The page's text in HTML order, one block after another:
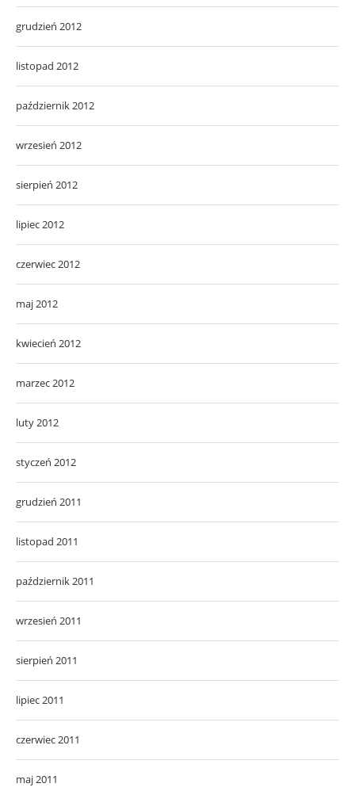
grudzień 2012
listopad 2012
październik 2012
wrzesień 2012
sierpień 2012
lipiec 2012
czerwiec 2012
maj 2012
kwiecień 2012
marzec 2012
luty 2012
styczeń 2012
grudzień 2011
listopad 2011
październik 2011
wrzesień 2011
sierpień 2011
lipiec 2011
czerwiec 2011
maj 2011